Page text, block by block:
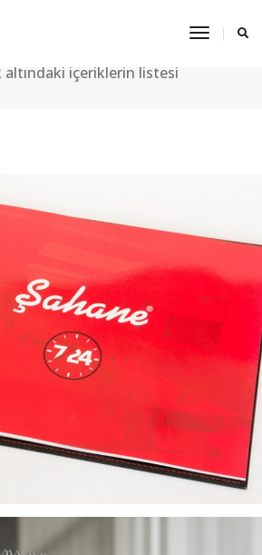
Toggle
altındaki içeriklerin listesi
RESTAURANT MENÜ TASARIMI